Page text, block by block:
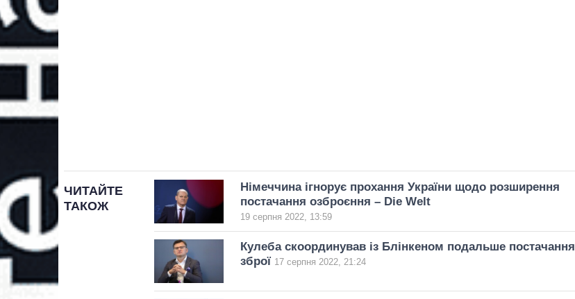
ЧИТАЙТЕ
ТАКОЖ
Німеччина ігнорує прохання України щодо розширення
постачання озброєння – Die Welt
19 серпня 2022, 13:59
Кулеба скоординував із Блінкеном подальше постачання
зброї 17 серпня 2022, 21:24